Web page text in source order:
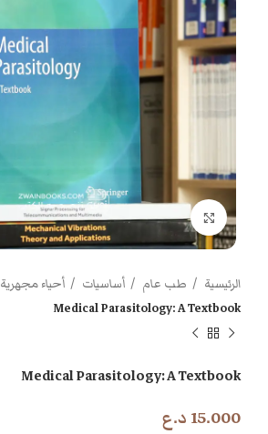
اضغط للتكبير
الرئيسية طب عام أساسيات
أحياء مجهرية
Medical Parasitology: A Textbook
Medical Parasitology: A Textbook
15.000 د.ع